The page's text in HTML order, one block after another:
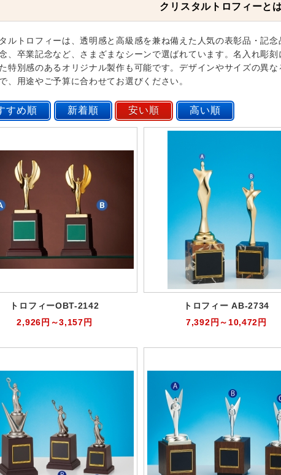
クリスタルトロフィーと
ルトロフィーは、透明感と高級感を兼ね備えた人気の表彰品・記
、卒業記念など、さまざまなシーンで選ばれています。名入れ彫
特別感のあるオリジナル製作も可能です。デザインやサイズの異
、用途やご予算に合わせてお選びください。
トロフィーOBT-2142
2,926円～3,157円
トロフィー AB-2734
7,392円～10,472円